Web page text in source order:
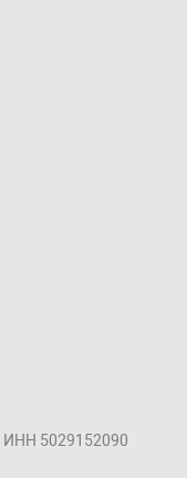
ИНН 5029152090